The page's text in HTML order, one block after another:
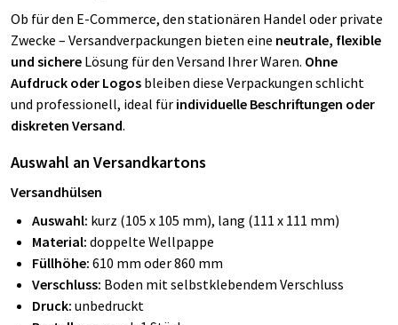
Ob für den E-Commerce, den stationären Handel oder private
Zwecke – Versandverpackungen bieten eine neutrale, flexible
und sichere Lösung für den Versand Ihrer Waren. Ohne
Aufdruck oder Logos bleiben diese Verpackungen schlicht
und professionell, ideal für individuelle Beschriftungen oder
diskreten Versand.
Auswahl an Versandkartons
Versandhülsen
Auswahl: kurz (105 x 105 mm), lang (111 x 111 mm)
Material: doppelte Wellpappe
Füllhöhe: 610 mm oder 860 mm
Verschluss: Boden mit selbstklebendem Verschluss
Druck: unbedruckt